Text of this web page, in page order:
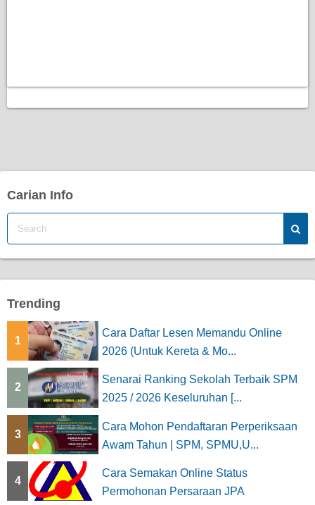
Carian Info
Trending
1
Cara Daftar Lesen Memandu Online
2026 (Untuk Kereta & Mo...
2
Senarai Ranking Sekolah Terbaik SPM
2025 / 2026 Keseluruhan [...
3
Cara Mohon Pendaftaran Perperiksaan
Awam Tahun | SPM, SPMU,U...
4
Cara Semakan Online Status
Permohonan Persaraan JPA